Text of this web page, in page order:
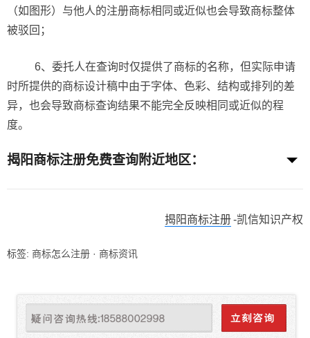
（如图形）与他人的注册商标相同或近似也会导致商标整体
被驳回；
6、委托人在查询时仅提供了商标的名称，但实际申请
时所提供的商标设计稿中由于字体、色彩、结构或排列的差
异，也会导致商标查询结果不能完全反映相同或近似的程
度。
揭阳商标注册免费查询附近地区：
揭阳商标注册-凯信知识产权
标签: 商标怎么注册 · 商标资讯